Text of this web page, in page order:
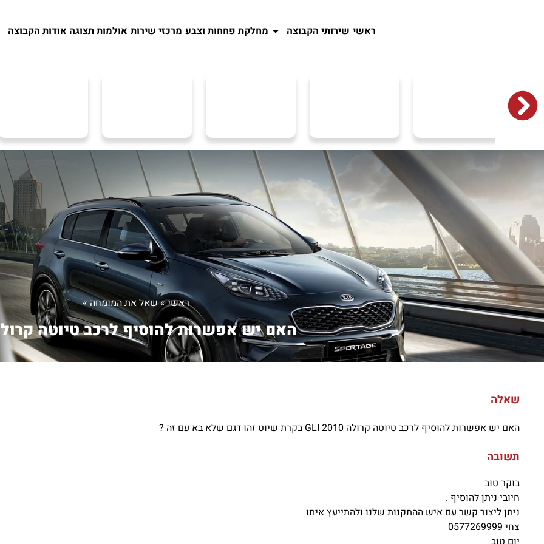
ראשי שירותי הקבוצה מחלקת פחחות וצבע מרכזי שירות אולמות תצוגה אודות הקבוצה
ראשי»שאל את המומחה»
האם יש אפשרות להוסיף לרכב טיוטה
שאלה
האם יש אפשרות להוסיף לרכב טיוטה קרולה 2010 GLI בקרת שיוט זהו דגם שלא בא עם זה ?
תשובה
בוקר טוב
חיובי ניתן להוסיף .
ניתן ליצור קשר עם איש ההתקנות שלנו ולהתייעץ איתו
צחי 0577269999